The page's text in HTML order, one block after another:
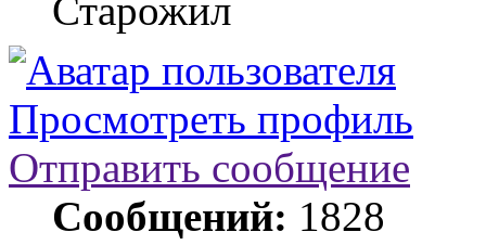
Старожил
Просмотреть профиль
Отправить сообщение
Сообщений: 1828